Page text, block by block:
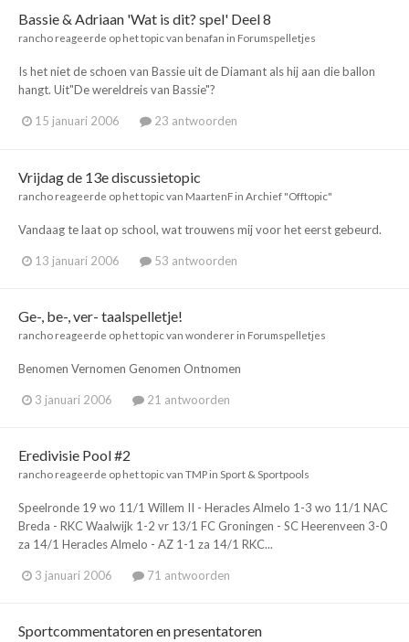
Bassie & Adriaan 'Wat is dit? spel' Deel 8
rancho reageerde op het topic van benafan in Forumspelletjes
Is het niet de schoen van Bassie uit de Diamant als hij aan die ballon
hangt. Uit"De wereldreis van Bassie"?
15 januari 2006 23 antwoorden
Vrijdag de 13e discussietopic
rancho reageerde op het topic van MaartenF in Archief "Offtopic"
Vandaag te laat op school, wat trouwens mij voor het eerst gebeurd.
13 januari 2006 53 antwoorden
Ge-, be-, ver- taalspelletje!
rancho reageerde op het topic van wonderer in Forumspelletjes
Benomen Vernomen Genomen Ontnomen
3 januari 2006 21 antwoorden
Eredivisie Pool #2
rancho reageerde op het topic van TMP in Sport & Sportpools
Speelronde 19 wo 11/1 Willem II - Heracles Almelo 1-3 wo 11/1 NAC
Breda - RKC Waalwijk 1-2 vr 13/1 FC Groningen - SC Heerenveen 3-0
za 14/1 Heracles Almelo - AZ 1-1 za 14/1 RKC...
3 januari 2006 71 antwoorden
Sportcommentatoren en presentatoren